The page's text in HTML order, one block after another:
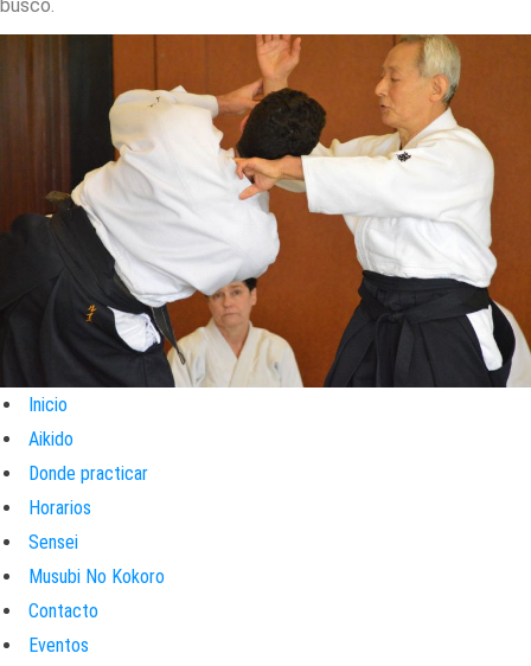
busco.
Inicio
Aikido
Donde practicar
Horarios
Sensei
Musubi No Kokoro
Contacto
Eventos